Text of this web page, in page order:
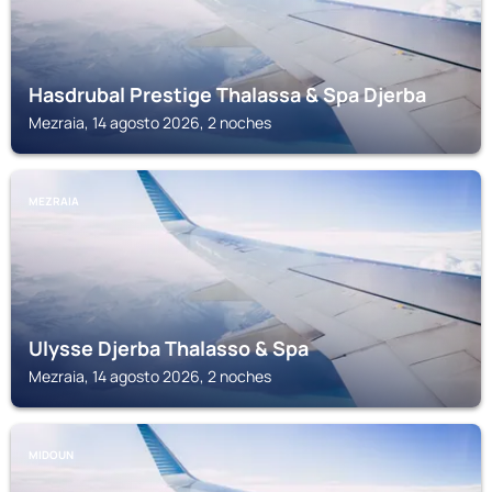
Hasdrubal Prestige Thalassa & Spa Djerba
Mezraia, 14 agosto 2026, 2 noches
MEZRAIA
Ulysse Djerba Thalasso & Spa
Mezraia, 14 agosto 2026, 2 noches
MIDOUN